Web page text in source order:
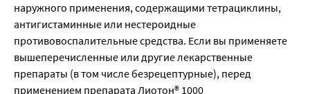
наружного применения, содержащими тетрациклины,
антигистаминные или нестероидные
противовоспалительные средства. Если вы применяете
вышеперечисленные или другие лекарственные
препараты (в том числе безрецептурные), перед
применением препарата Лиотон® 1000